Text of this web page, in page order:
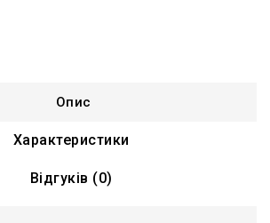
Опис
Характеристики
Відгуків (0)